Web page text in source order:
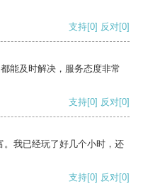
支持[0] 反对[0]
能及时解决，服务态度非常
支持[0] 反对[0]
我已经玩了好几个小时，还
支持[0] 反对[0]